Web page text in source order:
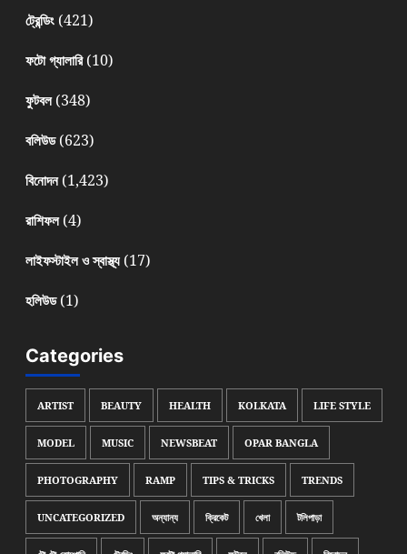
ট্রেন্ডিং(421)
ফটো গ্যালারি(10)
ফুটবল(348)
বলিউড(623)
বিনোদন(1,423)
রাশিফল(4)
লাইফস্টাইল ও স্বাস্থ্য(17)
হলিউড(1)
Categories
ARTIST BEAUTY HEALTH KOLKATA LIFE STYLE
MODEL MUSIC NEWSBEAT OPAR BANGLA
PHOTOGRAPHY RAMP TIPS & TRICKS TRENDS
UNCATEGORIZED অন্যান্য ক্রিকেট খেলা টলিপাড়া